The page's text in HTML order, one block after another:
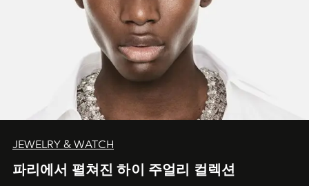
JEWELRY & WATCH
파리에서 펼쳐진 하이 주얼리 컬렉션